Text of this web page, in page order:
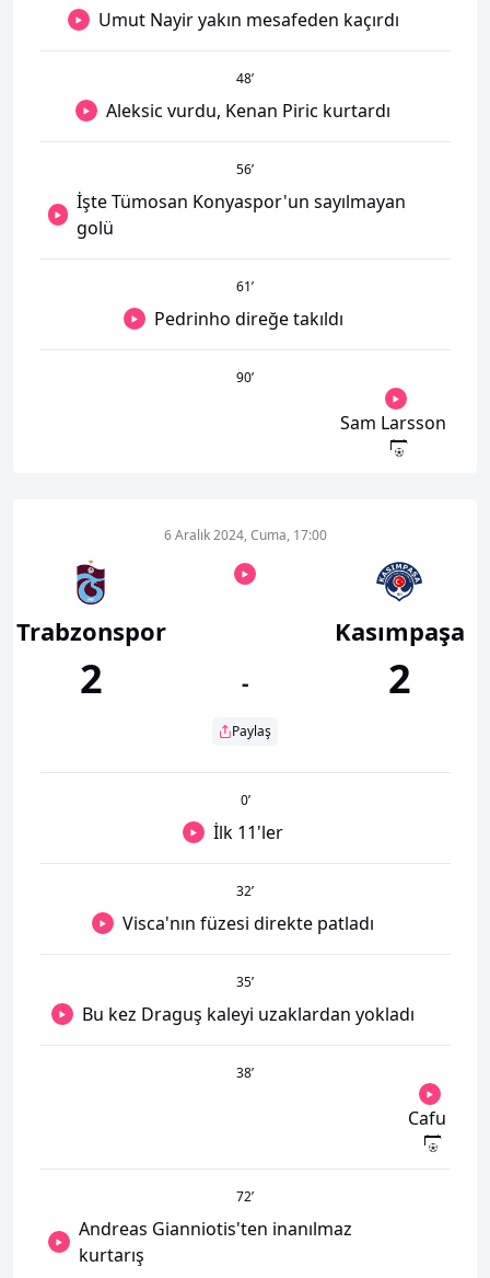
Umut Nayir yakın mesafeden kaçırdı
48’
Aleksic vurdu, Kenan Piric kurtardı
56’
İşte Tümosan Konyaspor'un sayılmayan
golü
61’
Pedrinho direğe takıldı
90’
Sam Larsson
Trabzonspor
2
6 Aralık 2024, Cuma, 17:00
-
Paylaş
Kasımpaşa
2
0’
İlk 11'ler
32’
Visca'nın füzesi direkte patladı
35’
Bu kez Draguş kaleyi uzaklardan yokladı
38’
Cafu
72’
Andreas Gianniotis'ten inanılmaz
kurtarış